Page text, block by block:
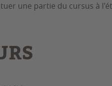
une partie du cursus à